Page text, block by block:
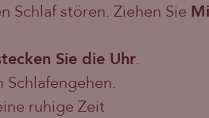
Schlaf stören. Ziehen Sie
Sie die Uhr.
ruhige Zeit